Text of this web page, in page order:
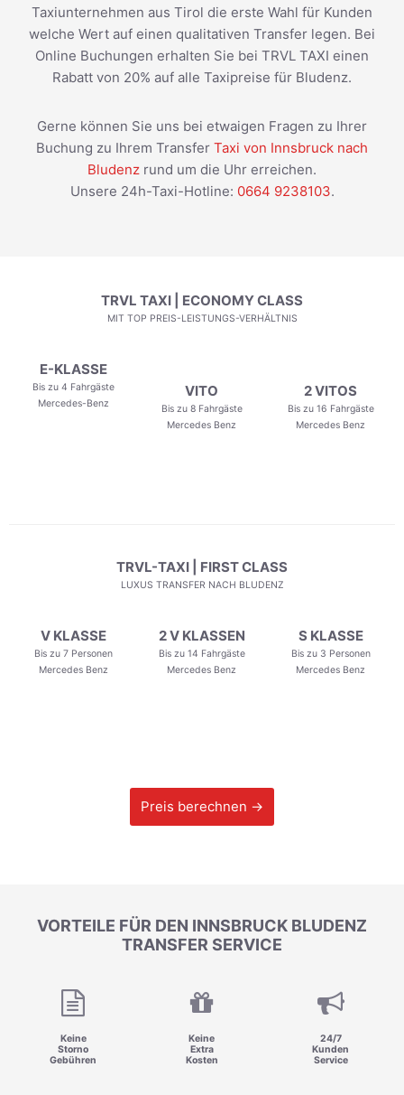
Taxiunternehmen aus Tirol die erste Wahl für Kunden
welche Wert auf einen qualitativen Transfer legen. Bei
Online Buchungen erhalten Sie bei TRVL TAXI einen
Rabatt von 20% auf alle Taxipreise für Bludenz.
Gerne können Sie uns bei etwaigen Fragen zu Ihrer
Buchung zu Ihrem Transfer Taxi von Innsbruck nach
Bludenz rund um die Uhr erreichen.
Unsere 24h-Taxi-Hotline: 0664 9238103.
TRVL TAXI | ECONOMY CLASS
MIT TOP PREIS-LEISTUNGS-VERHÄLTNIS
E-KLASSE
Bis zu 4 Fahrgäste
Mercedes-Benz
VITO
Bis zu 8 Fahrgäste
Mercedes Benz
2 VITOS
Bis zu 16 Fahrgäste
Mercedes Benz
TRVL-TAXI | FIRST CLASS
LUXUS TRANSFER NACH BLUDENZ
V KLASSE
Bis zu 7 Personen
Mercedes Benz
2 V KLASSEN
Bis zu 14 Fahrgäste
Mercedes Benz
S KLASSE
Bis zu 3 Personen
Mercedes Benz
Preis berechnen →
VORTEILE FÜR DEN INNSBRUCK BLUDENZ
TRANSFER SERVICE
Keine
Storno
Gebühren
Keine
Extra
Kosten
24/7
Kunden
Service